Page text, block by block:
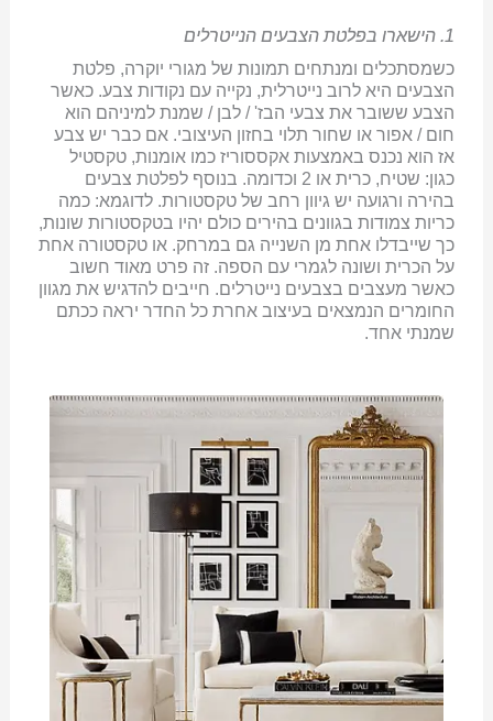
1. הישארו בפלטת הצבעים הנייטרלים
כשמסתכלים ומנתחים תמונות של מגורי יוקרה, פלטת
הצבעים היא לרוב נייטרלית, נקייה עם נקודות צבע. כאשר
הצבע ששובר את צבעי הבז' / לבן / שמנת למיניהם הוא
חום / אפור או שחור תלוי בחזון העיצובי. אם כבר יש צבע
אז הוא נכנס באמצעות אקססוריז כמו אומנות, טקסטיל
כגון: שטיח, כרית או 2 וכדומה. בנוסף לפלטת צבעים
בהירה ורגועה יש גיוון רחב של טקסטורות. לדוגמא: כמה
כריות צמודות בגוונים בהירים כולם יהיו בטקסטורות שונות,
כך שייבדלו אחת מן השנייה גם במרחק. או טקסטורה אחת
על הכרית ושונה לגמרי עם הספה. זה פרט מאוד חשוב
כאשר מעצבים בצבעים נייטרלים. חייבים להדגיש את מגוון
החומרים הנמצאים בעיצוב אחרת כל החדר יראה ככתם
שמנתי אחד.